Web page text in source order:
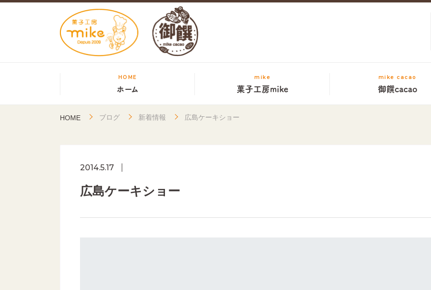
HOME
ホーム
mike
菓子工房mike
mike cacao
御饌cacao
HOME ブログ 新着情報 広島ケーキショー
2014.5.17
広島ケーキショー